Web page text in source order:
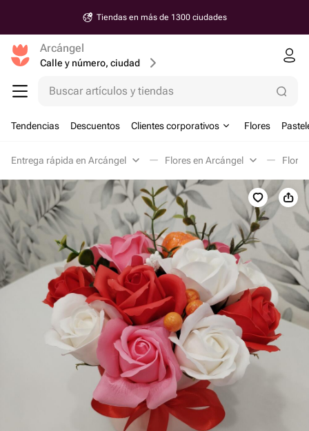
Tiendas en más de 1300 ciudades
Arcángel
Calle y número, ciudad
Buscar artículos y tiendas
Tendencias Descuentos Clientes corporativos Flores
Entrega rápida en Arcángel Flores en Arcángel